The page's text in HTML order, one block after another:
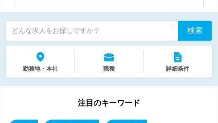
どんな求人をお探しですか？ 検索
勤務地・本社 職種 詳細条件
注目のキーワード